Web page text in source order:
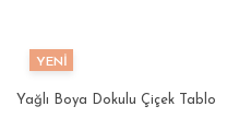
YENİ
Yağlı Boya Dokulu Çiçek Tablo